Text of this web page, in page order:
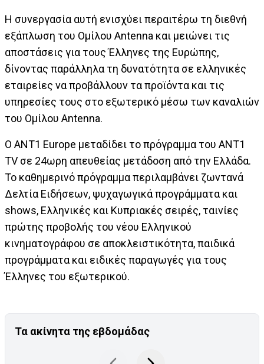
Η συνεργασία αυτή ενισχύει περαιτέρω τη διεθνή
εξάπλωση του Ομίλου Antenna και μειώνει τις
αποστάσεις για τους Έλληνες της Ευρώπης,
δίνοντας παράλληλα τη δυνατότητα σε ελληνικές
εταιρείες να προβάλλουν τα προϊόντα και τις
υπηρεσίες τους στο εξωτερικό μέσω των καναλιών
του Ομίλου Antenna.
Ο ΑΝΤ1 Europe μεταδίδει το πρόγραμμα του ΑΝΤ1
TV σε 24ωρη απευθείας μετάδοση από την Ελλάδα.
Το καθημερινό πρόγραμμα περιλαμβάνει ζωντανά
Δελτία Ειδήσεων, ψυχαγωγικά προγράμματα και
shows, Ελληνικές και Κυπριακές σειρές, ταινίες
πρώτης προβολής του νέου Ελληνικού
κινηματογράφου σε αποκλειστικότητα, παιδικά
προγράμματα και ειδικές παραγωγές για τους
Έλληνες του εξωτερικού.
Τα ακίνητα της εβδομάδας